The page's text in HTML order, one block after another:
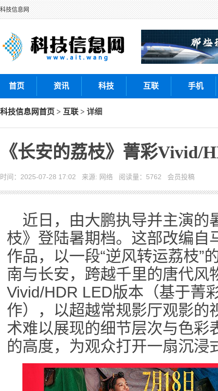
科技信息网
首页 资讯 科技 互联 手机
科技信息网首页 > 互联 > 详细
《长安的荔枝》菁彩Vivid/
时间：2025-07-28 17:02 来源: 网络 阅读量：5762 会员投稿
近日，由大鹏执导并主演的
枝》登陆暑期档。这部改编自
作品，以一段“逆风转运荔枝”
南与长安，跨越千里的唐代风
Vivid/HDR LED版本（基于菁
作），以超越常规影厅观影的
术难以展现的细节层次与色彩
的高度，为观众打开一扇沉浸